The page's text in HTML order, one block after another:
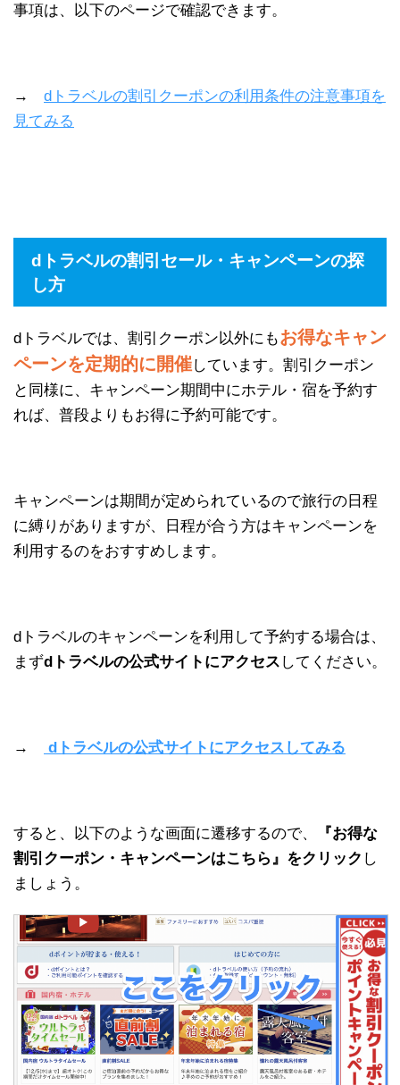
事項は、以下のページで確認できます。
→ dトラベルの割引クーポンの利用条件の注意事項を
見てみる
dトラベルの割引セール・キャンペーンの探
し方
dトラベルでは、割引クーポン以外にもお得なキャン
ペーンを定期的に開催しています。割引クーポン
と同様に、キャンペーン期間中にホテル・宿を予約す
れば、普段よりもお得に予約可能です。
キャンペーンは期間が定められているので旅行の日程
に縛りがありますが、日程が合う方はキャンペーンを
利用するのをおすすめします。
dトラベルのキャンペーンを利用して予約する場合は、
まずdトラベルの公式サイトにアクセス してください。
→ dトラベルの公式サイトにアクセスしてみる
すると、以下のような画面に遷移するので、
『お得な
割引クーポン・キャンペーンはこちら』をクリック し
ましょう。